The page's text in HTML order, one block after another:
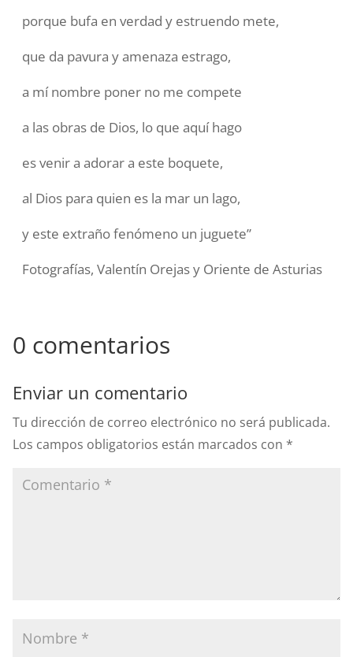
porque bufa en verdad y estruendo mete,
que da pavura y amenaza estrago,
a mí nombre poner no me compete
a las obras de Dios, lo que aquí hago
es venir a adorar a este boquete,
al Dios para quien es la mar un lago,
y este extraño fenómeno un juguete”
Fotografías, Valentín Orejas y Oriente de Asturias
0 comentarios
Enviar un comentario
Tu dirección de correo electrónico no será publicada.
Los campos obligatorios están marcados con *